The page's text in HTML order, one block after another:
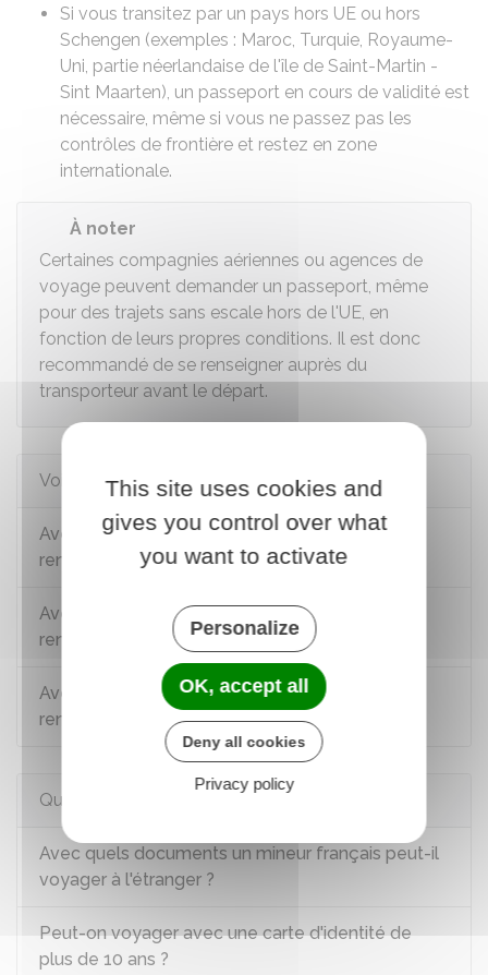
Si vous transitez par un pays hors UE ou hors
Schengen (exemples : Maroc, Turquie, Royaume-
Uni, partie néerlandaise de l'île de Saint-Martin -
Sint Maarten), un passeport en cours de validité est
nécessaire, même si vous ne passez pas les
contrôles de frontière et restez en zone
internationale.
À noter
Certaines compagnies aériennes ou agences de
voyage peuvent demander un passeport, même
pour des trajets sans escale hors de l'UE, en
fonction de leurs propres conditions. Il est donc
recommandé de se renseigner auprès du
transporteur avant le départ.
Voir aussi
Avec quels documents un Français peut-il se
rendre en Algérie ?
Avec quels documents un Français peut-il se
rendre au Maroc ?
Avec quels documents un Français peut-il se
rendre en Tunisie ?
Questions ? Réponses !
Avec quels documents un mineur français peut-il
voyager à l'étranger ?
Peut-on voyager avec une carte d'identité de
plus de 10 ans ?
This site uses cookies and
gives you control over what
you want to activate
Personalize
OK, accept all
Deny all cookies
Privacy policy